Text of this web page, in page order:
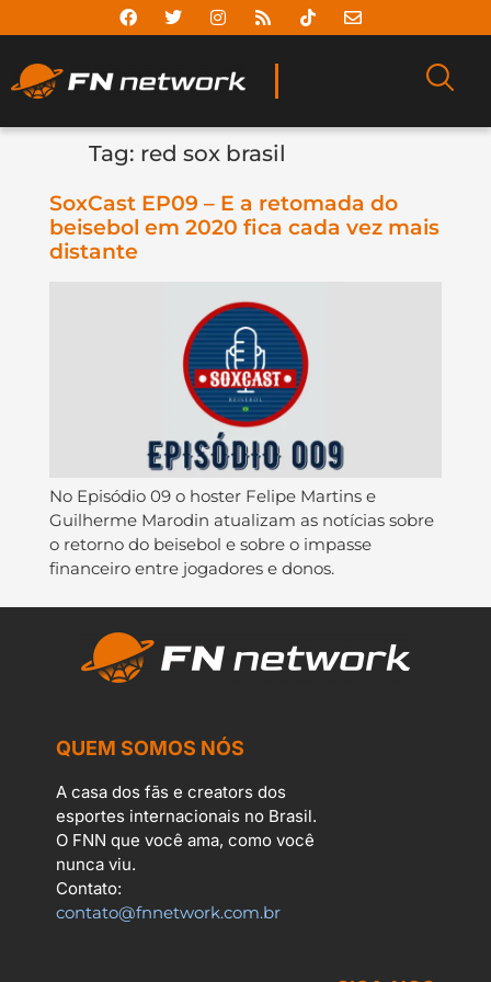
Tag: red sox brasil
SoxCast EP09 – E a retomada do
beisebol em 2020 fica cada vez mais
distante
No Episódio 09 o hoster Felipe Martins e
Guilherme Marodin atualizam as notícias sobre
o retorno do beisebol e sobre o impasse
financeiro entre jogadores e donos.
QUEM SOMOS NÓS
A casa dos fãs e creators dos
esportes internacionais no Brasil.
O FNN que você ama, como você
nunca viu.
Contato:
contato@fnnetwork.com.br